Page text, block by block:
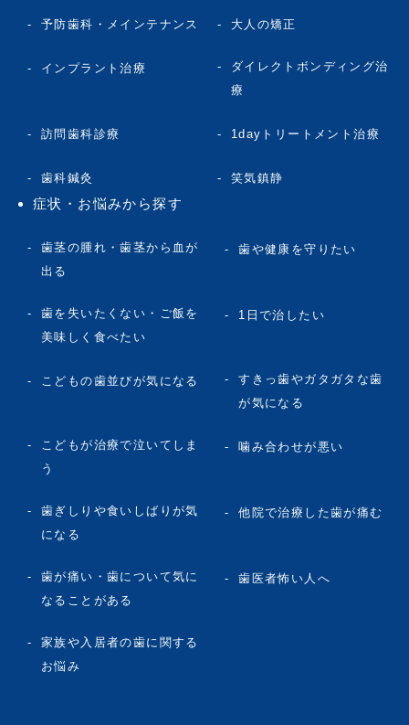
予防歯科・メインテナンス 大人の矯正
インプラント治療
ダイレクトボンディング治
療
訪問歯科診療 1dayトリートメント治療
歯科鍼灸 笑気鎮静
症状・お悩みから探す
歯茎の腫れ・歯茎から血が
出る
歯や健康を守りたい
歯を失いたくない・ご飯を
美味しく食べたい
1日で治したい
こどもの歯並びが気になる
すきっ歯やガタガタな歯
が気になる
こどもが治療で泣いてしま
う
噛み合わせが悪い
歯ぎしりや食いしばりが気
になる
他院で治療した歯が痛む
歯が痛い・歯について気に
なることがある
歯医者怖い人へ
家族や入居者の歯に関する
お悩み